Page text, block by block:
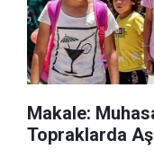
Makale:
Topraklarda